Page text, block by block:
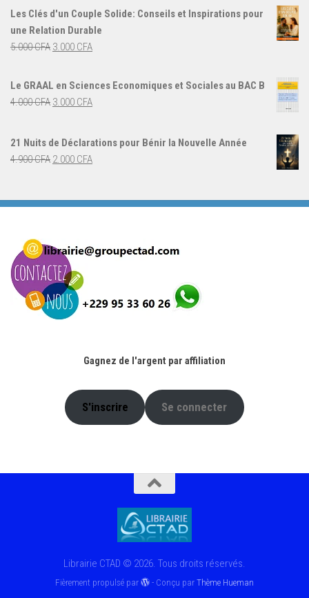
initial
était :
8.500 CFA.
actuel
est :
Les Clés d'un Couple Solide: Conseils et Inspirations pour
une Relation Durable
5.000CFA Le
initial
était :
3.000 CFALe
actuel
Le GRAAL en Sciences Economiques et Sociales au BAC B
4.000CFA Le
4.000 CFA.
3.000 CFALe
3.000 CFA.
21 Nuits de Déclarations pour Bénir la Nouvelle Année
4.900CFA Le
était :
2.000 CFALe
est :
Gagnez de l'argent par affiliation
S'inscrire Se connecter
Librairie CTAD © 2026. Tous droits réservés.
Fièrement propulsé par - Conçu parThème Hueman